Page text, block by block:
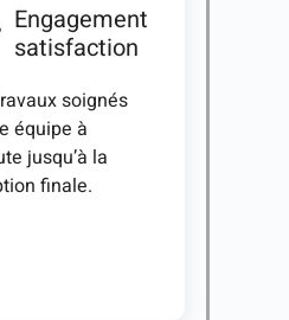
Engagement
satisfaction
soignés
équipe à
jusqu’à la
finale.